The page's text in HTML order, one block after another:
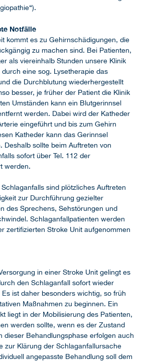
Notfälle
kommt es zu Gehirnschädigungen, die
zu machen sind. Bei Patienten,
als viereinhalb Stunden unsere Klinik
eine sog. Lysetherapie das
die Durchblutung wiederhergestellt
besser, je früher der Patient die Klinik
Umständen kann ein Blutgerinnsel
werden. Dabei wird der Katheder
eingeführt und bis zum Gehirn
Katheder kann das Gerinnsel
Deshalb sollte beim Auftreten von
sofort über Tel. 112 der
werden.
sind plötzliches Auftreten
zur Durchführung gezielter
des Sprechens, Sehstörungen und
Schlaganfallpatienten werden
zertifizierten Stroke Unit aufgenommen
in einer Stroke Unit gelingt es
den Schlaganfall sofort wieder
ist daher besonders wichtig, so früh
Maßnahmen zu beginnen. Ein
liegt in der Mobilisierung des Patienten,
werden sollte, wenn es der Zustand
dieser Behandlungsphase erfolgen auch
zur Klärung der Schlaganfallursache
angepasste Behandlung soll dem